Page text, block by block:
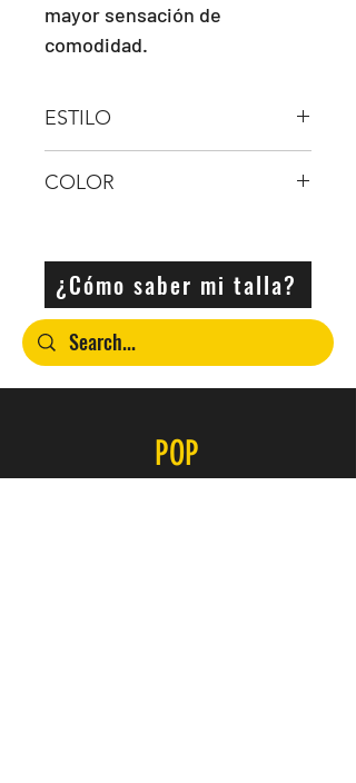
mayor sensación de
comodidad.
ESTILO
COLOR
¿Cómo saber mi talla?
POP